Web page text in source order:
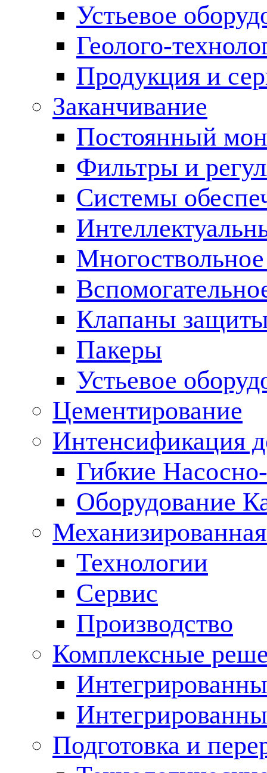
Устьевое
Геолого-
Продукция и
Заканчивание
Постоянный
Фильтры и
Cистемы
Клапаны
Пакеры
Устьевое
Цементирование
Интенсификация
Гибкие
Оборудование
Технологии
Сервис
Производство
Комплексные
Подготовка и